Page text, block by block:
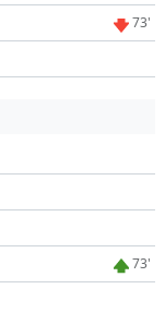
73'
73'